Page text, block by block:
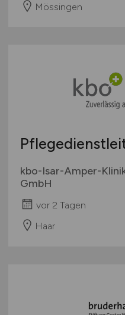
Mössingen
kbo-Isar-Amper-
GmbH
vor 2 Tagen
Haar